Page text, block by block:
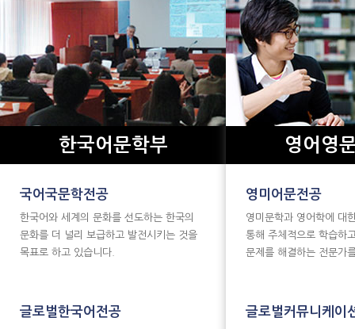
한국어문학부
국어국문학전공
한국어와 세계의 문화를 선도하는 한국의
문화를 더 널리 보급하고 발전시키는 것을
목표로 하고 있습니다.
글로벌한국어전공
영어영
영미어문전공
영미문학과 영어학에 대
통해 주체적으로 학습하
문제를 해결하는 전문가
글로벌커뮤니케이